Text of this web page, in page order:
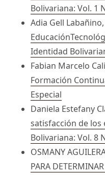
Bolivariana: Vol. 1
Adia Gell
Identidad
Fabian Marcelo
Formación
Especial
Daniela Estefany
satisfacción de los
Bolivariana: Vol. 8
OSMANY
PARA